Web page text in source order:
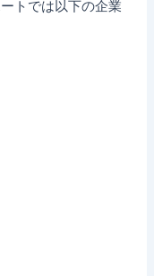
トでは以下の企業